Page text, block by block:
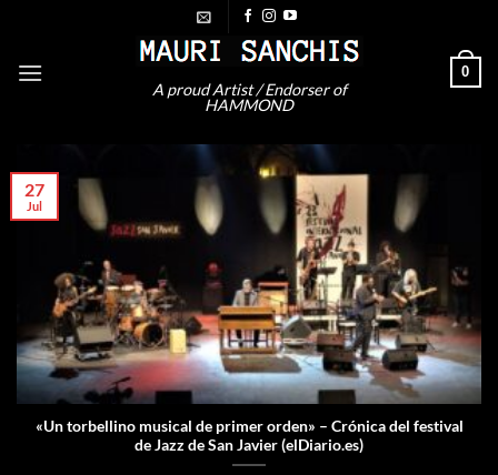
contenido
A proud Artist / Endorser of
HAMMOND
0
«Un torbellino musical de primer orden» – Crónica del festival
de Jazz de San Javier (elDiario.es)
27
Jul